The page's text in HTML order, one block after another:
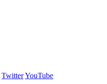
TwitterYouTube